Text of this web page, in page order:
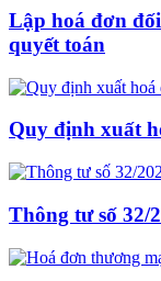
Lập hoá đơn
quyết toán
Quy định xuất
Thông tư số 32/